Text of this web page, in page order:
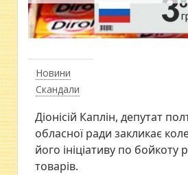
Новини
Скандали
Діонісій Каплін, депутат
обласної ради закликає
його ініціативу по бойкоту
товарів.